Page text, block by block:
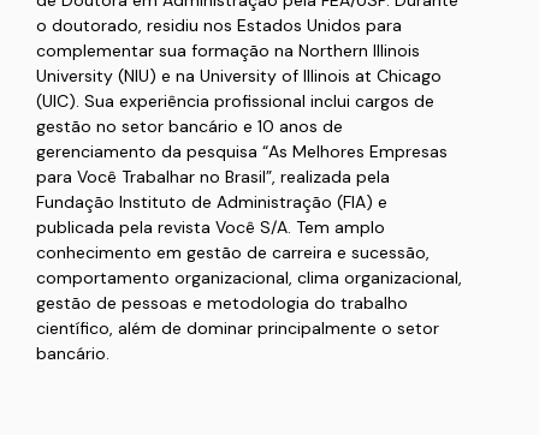
o doutorado, residiu nos Estados Unidos para
complementar sua formação na Northern Illinois
University (NIU) e na University of Illinois at Chicago
(UIC). Sua experiência profissional inclui cargos de
gestão no setor bancário e 10 anos de
gerenciamento da pesquisa “As Melhores Empresas
para Você Trabalhar no Brasil”, realizada pela
Fundação Instituto de Administração (FIA) e
publicada pela revista Você S/A. Tem amplo
conhecimento em gestão de carreira e sucessão,
comportamento organizacional, clima organizacional,
gestão de pessoas e metodologia do trabalho
científico, além de dominar principalmente o setor
bancário.